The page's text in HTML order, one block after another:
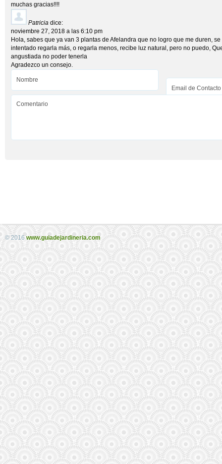
muchas gracias!!!!
Patricia dice:
noviembre 27, 2018 a las 6:10 pm
Hola, sabes que ya van 3 plantas de Afelandra que no logro que me duren,
intentado regarla más, o regarla menos, recibe luz natural, pero no puedo,
angustiada no poder tenerla
Agradezco un consejo.
© 2016 www.guiadejardineria.com